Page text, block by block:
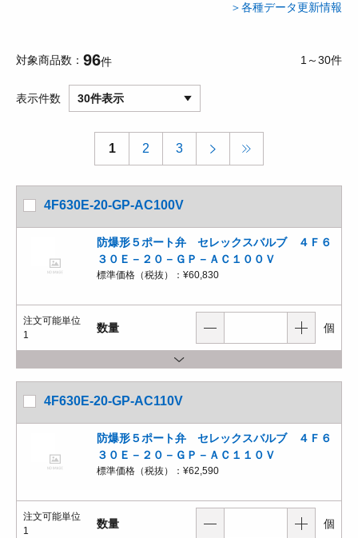
＞各種データ更新情報
対象商品数 96件 1～30件
表示件数 30件表示
1 2 3
4F630E-20-GP-AC100V
防爆形５ポート弁 セレックスバルブ ４Ｆ６
３０Ｅ－２０－ＧＰ－ＡＣ１００Ｖ
標準価格（税抜）： ¥60,830
注文可能単位
1
数量 個
4F630E-20-GP-AC110V
防爆形５ポート弁 セレックスバルブ ４Ｆ６
３０Ｅ－２０－ＧＰ－ＡＣ１１０Ｖ
標準価格（税抜）： ¥62,590
注文可能単位
1
数量 個